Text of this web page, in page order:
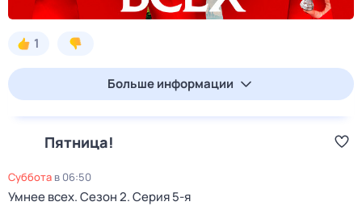
1
Больше информации
Пятница!
суббота в 06:50
Умнее всех. Сезон 2. Серия 5-я